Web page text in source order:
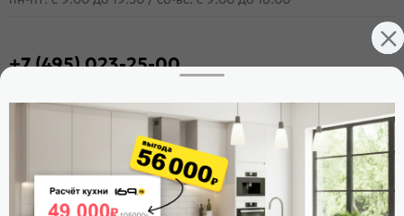
+7 (495) 023-25-00
Стать дилером
Расскажите о нас
Поделиться
Оцените магазин